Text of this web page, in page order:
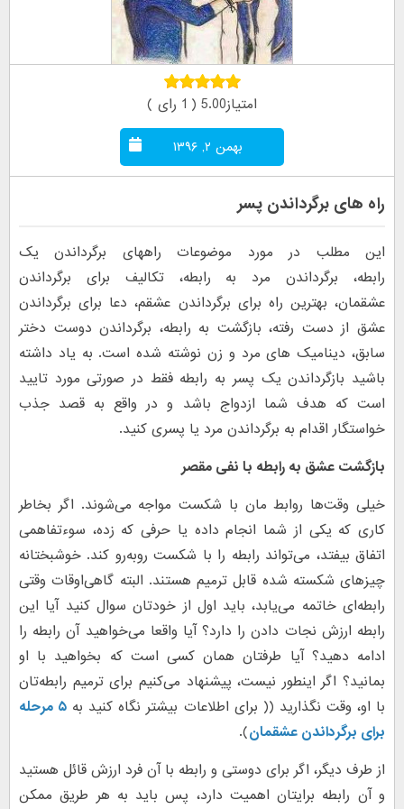
امتیاز5.00 ( 1 رای )
بهمن ۲, ۱۳۹۶
راه های برگرداندن پسر
این مطلب در مورد موضوعات راههای برگرداندن یک
رابطه، برگرداندن مرد به رابطه، تکالیف برای برگرداندن
عشقمان، بهترین راه برای برگرداندن عشقم، دعا برای برگرداندن
عشق از دست رفته، بازگشت به رابطه، برگرداندن دوست دختر
سابق، دینامیک های مرد و زن نوشته شده است. به یاد داشته
باشید بازگرداندن یک پسر به رابطه فقط در صورتی مورد تایید
است که هدف شما ازدواج باشد و در واقع به قصد جذب
خواستگار اقدام به برگرداندن مرد یا پسری کنید.
بازگشت عشق به رابطه با نفی مقصر
خیلی وقت‌ها روابط مان با شکست مواجه می‌شوند. اگر بخاطر
کاری که یکی از شما انجام داده یا حرفی که زده، سوءتفاهمی
اتفاق بیفتد، می‌تواند رابطه را با شکست روبه‌رو کند. خوشبختانه
چیزهای شکسته شده قابل ترمیم هستند. البته گاهی‌اوقات وقتی
رابطه‌ای خاتمه می‌یابد، باید اول از خودتان سوال کنید آیا این
رابطه ارزش نجات دادن را دارد؟ آیا واقعا می‌خواهید آن رابطه را
ادامه دهید؟ آیا طرفتان همان کسی است که بخواهید با او
بمانید؟ اگر اینطور نیست، پیشنهاد می‌کنیم برای ترمیم رابطه‌تان
با او، وقت نگذارید (( برای اطلاعات بیشتر نگاه کنید به
۵ مرحله
برای برگرداندن عشقمان).
از طرف دیگر، اگر برای دوستی و رابطه با آن فرد ارزش قائل هستید
و آن رابطه برایتان اهمیت دارد، پس باید به هر طریق ممکن